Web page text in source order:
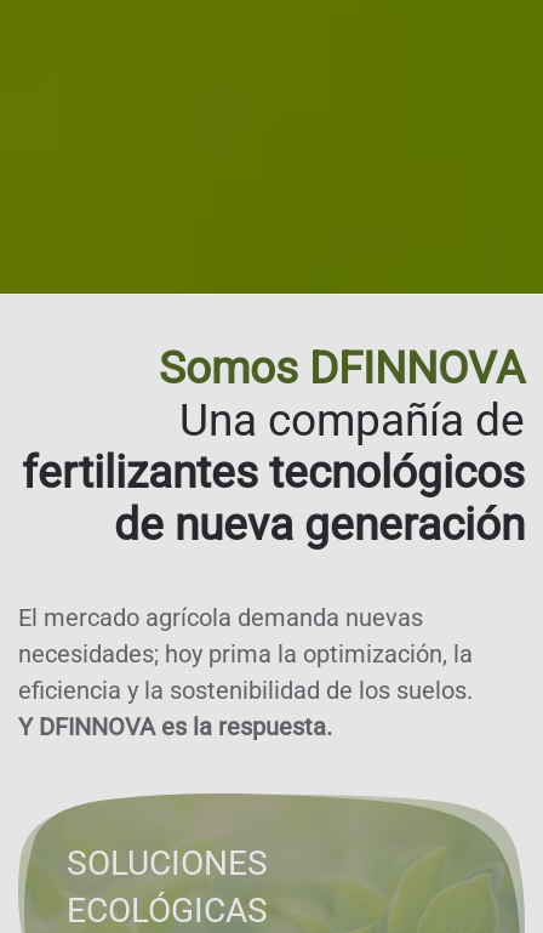
Somos DFINNOVA
Una compañía de
fertilizantes tecnológicos
de nueva generación
El mercado agrícola demanda nuevas
necesidades; hoy prima la optimización, la
eficiencia y la sostenibilidad de los suelos.
Y DFINNOVA es la respuesta.
SOLUCIONES
ECOLÓGICAS